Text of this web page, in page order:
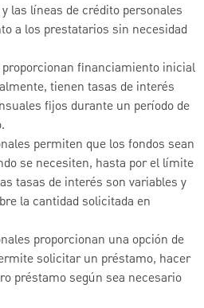
las líneas de crédito personales
a los prestatarios sin necesidad
financiamiento inicial
tienen tasas de interés
fijos durante un período de
permiten que los fondos sean
se necesiten, hasta por el límite
tasas de interés son variables y
la cantidad solicitada en
proporcionan una opción de
solicitar un préstamo, hacer
préstamo según sea necesario